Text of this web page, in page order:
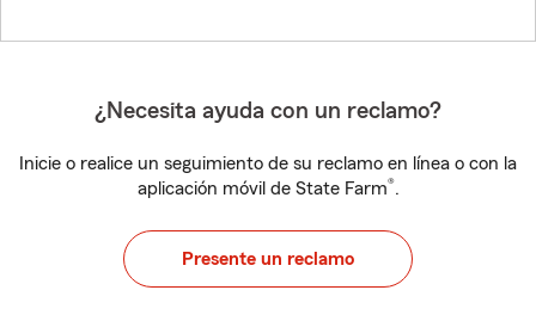
¿Necesita ayuda con un reclamo?
Inicie o realice un seguimiento de su reclamo en línea o con la
aplicación móvil de State Farm®.
Presente un reclamo